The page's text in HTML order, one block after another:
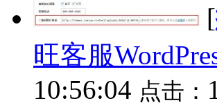
[
旺客服
10:56:04 点击：